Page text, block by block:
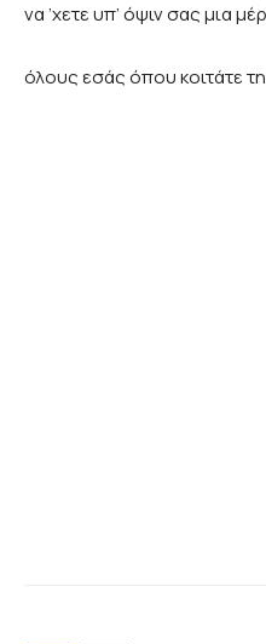
να ’χετε υπ’ όψιν σας μια
όλους εσάς όπου κοιτάτε